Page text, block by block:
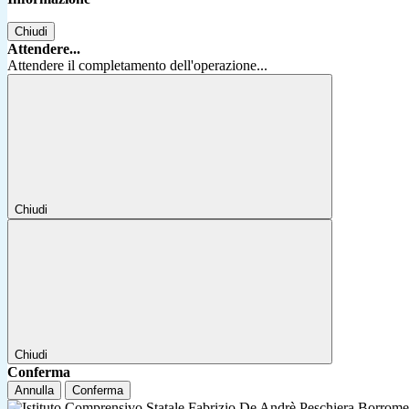
Chiudi
Attendere...
Attendere il completamento dell'operazione...
Chiudi
Chiudi
Conferma
Annulla Conferma